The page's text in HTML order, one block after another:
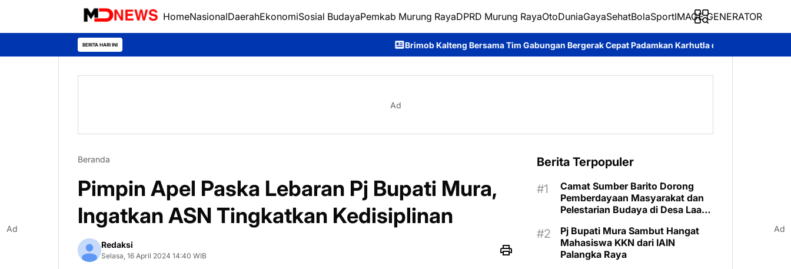
HomeNasionalDaerahEkonomiSosial BudayaPemkab Murung RayaDPRD Murung RayaOtoDuniaGayaSehatBolaSportIMAGE GENERATOR
BERITA HARI INI Brimob Kalteng Bersama Tim Gabungan Bergerak Cepat Padamkan Karhutla di Kotawaringin Timur
Ad
Beranda
Pimpin Apel Paska Lebaran Pj Bupati Mura,
Ingatkan ASN Tingkatkan Kedisiplinan
Redaksi
Selasa, 16 April 2024 14:40 WIB
Berita Terpopuler
Camat Sumber Barito Dorong
Pemberdayaan Masyarakat dan
Pelestarian Budaya di Desa Laas
Pj Bupati Mura Sambut Hangat
Mahasiswa KKN dari IAIN
Palangka Raya
Ad Ad